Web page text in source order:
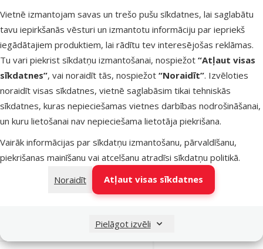
Vietnē izmantojam savas un trešo pušu sīkdatnes, lai saglabātu
tavu iepirkšanās vēsturi un izmantotu informāciju par iepriekš
iegādātajiem produktiem, lai rādītu tev interesējošas reklāmas.
Tu vari piekrist sīkdatņu izmantošanai, nospiežot “Atļaut visas
sīkdatnes”, vai noraidīt tās, nospiežot “Noraidīt”. Izvēloties
noraidīt visas sīkdatnes, vietnē saglabāsim tikai tehniskās
sīkdatnes, kuras nepieciešamas vietnes darbības nodrošināšanai,
un kuru lietošanai nav nepieciešama lietotāja piekrišana.
Vairāk informācijas par sīkdatņu izmantošanu, pārvaldīšanu,
piekrišanas mainīšanu vai atcelšanu atradīsi sīkdatņu politikā.
Noraidīt
Atļaut visas sīkdatnes
Pielāgot izvēli
Cena
2,48 € -37 %
Noliktavā Pievienot grozam
putniem un
citiem
dzīvniekiem –
Avifood
Palmgloss, 100
Atsauksmes 0%
Cena
45,99 €